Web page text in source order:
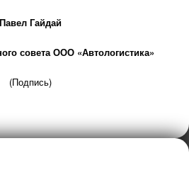
Павел Гайдай
совета ООО «Автологистика»
(Подпись)